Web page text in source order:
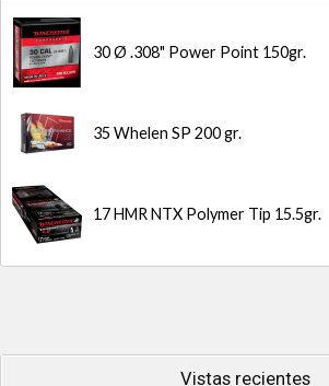
30 Ø .308" Power Point 150gr.
35 Whelen SP 200 gr.
17 HMR NTX Polymer Tip 15.5gr.
Vistas recientes